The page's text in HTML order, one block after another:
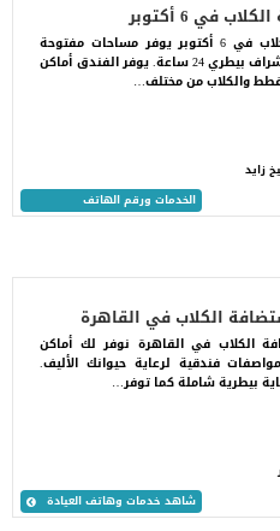
الخدمات ورقم الهاتف
في 6 أكتوبر
فندق استضافة الكلاب في 6 أكتوبر يوفر مساحات مفتوحة
لحيوانك الأليف مع اشراف بيطري 24 ساعة. يوفر الفندق أماكن
والكلاب من مختلف…
شاهد خدمات وهاتف العيادة
الكلاب في القاهرة
الكلاب في القاهرة نوفر لك أماكن
فندقية لرعاية حيوانك الأليف.
بيطرية شاملة كما توفر…